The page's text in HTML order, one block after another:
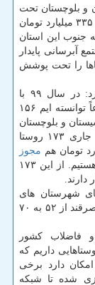
سیستان و بلوچستان تحت
پوشش طرح آبرسانی پایدار به روستاها هستند که ۳۳۵ میلیارد تومان
به جنوب این استان
آبرسانی پایدار
سیستان و بلوچستان، ۲۴۶ روستاها را تحت پوشش
این مقام مسئول در شرکت آبفا خاطرنشان کرد: در سال ۹۹ با
کاهش اعتبارات این طرح مواجه شدیم اما مجموعاً توانسته ایم ۱۵۶
و بلوچستان
اعتبار دریافت نماییم که بااین اعتبار تا آخر سال جاری ۱۷۳ روستا
مجوز
فاینانس دریافت کرده ایم که دنبال سرمایه گذار هستیم. از این ۱۷۳
شهرستان های
چابهار و دشتیاری از ۴۸ به ۶۵ درصد آب پایدار و قصرقند از ۵۲ به ۷۰
فاضلاب کشور
داریم که
دارد برخی
شده تا شبکه